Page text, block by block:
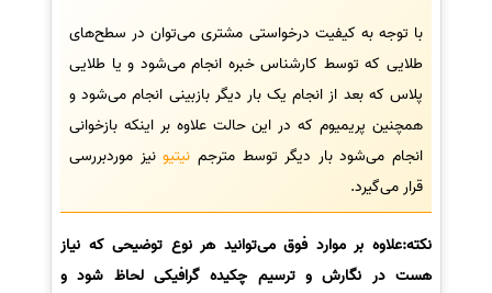
با توجه به کیفیت درخواستی مشتری می‌توان در سطح‌های
طلایی که توسط کارشناس خبره انجام می‌شود و یا طلایی
پلاس که بعد از انجام یک بار دیگر بازبینی انجام می‌شود و
همچنین پریمیوم که در این حالت علاوه بر اینکه بازخوانی
انجام می‌شود بار دیگر توسط مترجم نیتیونیز موردبررسی
قرار می‌گیرد.
نکته:علاوه بر موارد فوق می‌توانید هر نوع توضیحی که نیاز
هست در نگارش و ترسیم چکیده گرافیکی لحاظ شود و